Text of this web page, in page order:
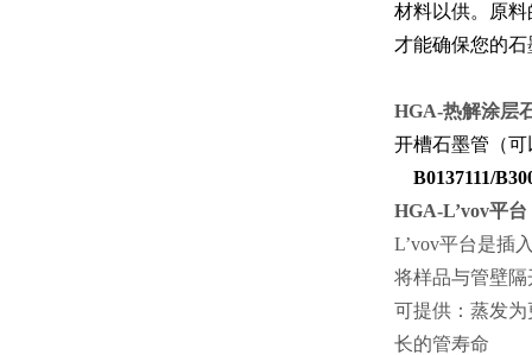
材料以供。原
才能确保您的
HGA-热解涂
开槽石墨管（可
B0137111/
HGA-L’vov平
L’vov平台是插
将样品与管壁
可提供：蒸发
长的管寿命